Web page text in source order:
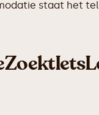
staat het